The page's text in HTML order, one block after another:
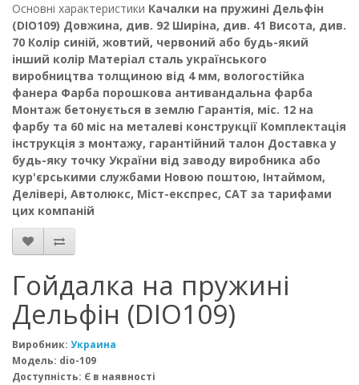
Основні характеристики Качалки на пружині Дельфін
(DIO109) Довжина, див. 92 Ширіна, див. 41 Висота, див.
70 Колір синій, жовтий, червоний або будь-який
інший колір Матеріал сталь українського
виробництва толщиною від 4 мм, вологостійка
фанера Фарба порошкова антивандальна фарба
Монтаж бетонується в землю Гарантія, міс. 12 на
фарбу та 60 міс на металеві конструкції Комплектація
інструкція з монтажу, гарантійний талон Доставка у
будь-яку точку України від заводу виробника або
кур'єрськими службами Новою поштою, Інтаймом,
Делівері, Автолюкс, Міст-експрес, CAT за тарифами
цих компаній
Гойдалка на пружині
Дельфін (DIO109)
Виробник: Украина
Модель: dio-109
Доступність: Є в наявності